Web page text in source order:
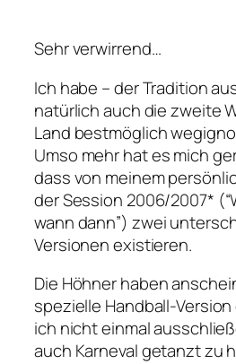
Sehr verwirrend…
Ich habe – der Tradition
natürlich auch die zweite
Land bestmöglich
Umso mehr hat es mich
dass von meinem
der Session 2006/2007*
wann dann”) zwei
Versionen existieren.
Die Höhner haben
spezielle Handball-
ich nicht einmal
auch Karneval getanzt zu